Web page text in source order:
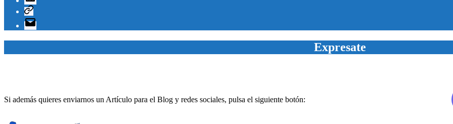
Telegram
Correo
electrónico
Expresate
Si además quieres enviarnos un Artículo para el Blog y redes sociales, pulsa el siguiente botón: